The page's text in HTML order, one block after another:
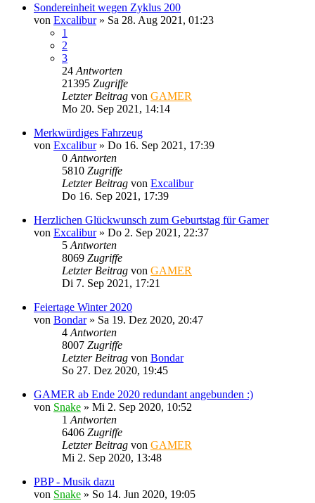
Sondereinheit wegen Zyklus 200
von Excalibur» Sa 28. Aug 2021, 01:23
1
2
3
24 Antworten
21395 Zugriffe
Letzter Beitrag von GAMER
Mo 20. Sep 2021, 14:14
Merkwürdiges Fahrzeug
von Excalibur» Do 16. Sep 2021, 17:39
0 Antworten
5810 Zugriffe
Letzter Beitrag von Excalibur
Do 16. Sep 2021, 17:39
Herzlichen Glückwunsch zum Geburtstag für Gamer
von Excalibur» Do 2. Sep 2021, 22:37
5 Antworten
8069 Zugriffe
Letzter Beitrag von GAMER
Di 7. Sep 2021, 17:21
Feiertage Winter 2020
von Bondar» Sa 19. Dez 2020, 20:47
4 Antworten
8007 Zugriffe
Letzter Beitrag von Bondar
So 27. Dez 2020, 19:45
GAMER ab Ende 2020 redundant angebunden :)
von Snake » Mi 2. Sep 2020, 10:52
1 Antworten
6406 Zugriffe
Letzter Beitrag von GAMER
Mi 2. Sep 2020, 13:48
PBP - Musik dazu
von Snake » So 14. Jun 2020, 19:05